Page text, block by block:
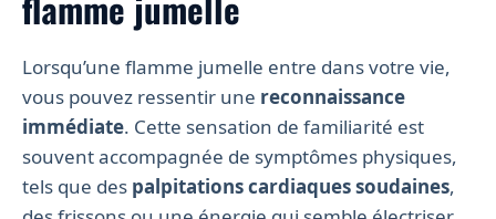
Lorsqu’une flamme jumelle entre dans votre vie,
vous pouvez ressentir une reconnaissance
immédiate. Cette sensation de familiarité est
souvent accompagnée de symptômes physiques,
tels que des palpitations cardiaques soudaines,